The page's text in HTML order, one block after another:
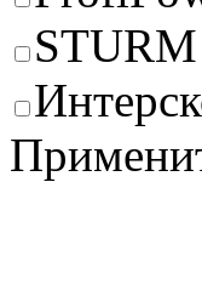
STURM